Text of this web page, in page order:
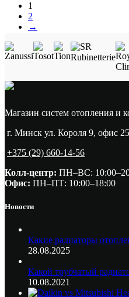
1
2
→
Магазин систем отопления и
г. Минск ул. Короля 9, офис
+375 (29) 660-14-56
Колл-центр: ПН–ВС:
Офис: ПН–ПТ: 10:00–18:00
Новости
Какие радиаторы
28.08.2025
Какой трубчатый
10.08.2021